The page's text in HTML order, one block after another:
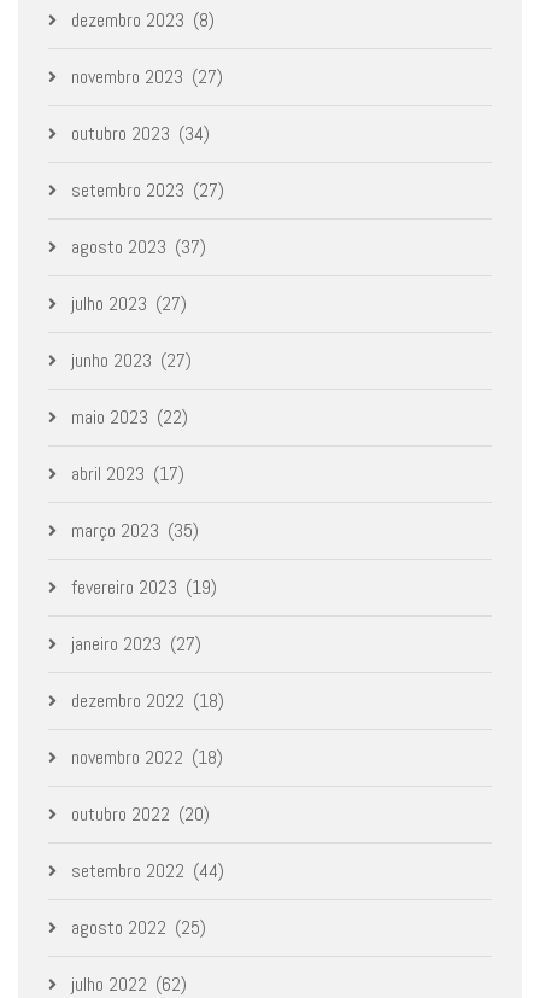
dezembro 2023 (8)
novembro 2023 (27)
outubro 2023 (34)
setembro 2023 (27)
agosto 2023 (37)
julho 2023 (27)
junho 2023 (27)
maio 2023 (22)
abril 2023 (17)
março 2023 (35)
fevereiro 2023 (19)
janeiro 2023 (27)
dezembro 2022 (18)
novembro 2022 (18)
outubro 2022 (20)
setembro 2022 (44)
agosto 2022 (25)
julho 2022 (62)